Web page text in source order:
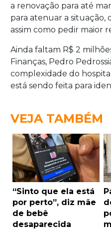
a renovação para até
para atenuar a situação,
assim como pedir maior
Ainda faltam R$ 2
Finanças, Pedro
complexidade do
está sendo feita para
VEJA TAMBÉM
“Sinto que ela está
por perto”, diz mãe
de bebê
desaparecida